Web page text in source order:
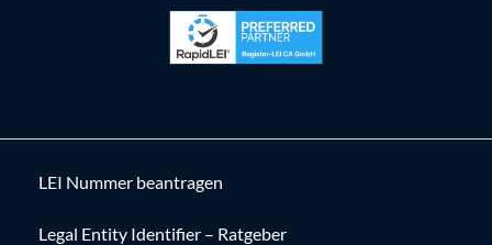
LEI Nummer beantragen
Legal Entity Identifier – Ratgeber